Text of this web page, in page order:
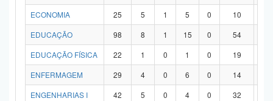
ECONOMIA
25 5 1 5 0 10
EDUCAÇÃO
98 8 1 15 0 54
EDUCAÇÃO FÍSICA
22 1 0 1 0 19
ENFERMAGEM
29 4 0 6 0 14
ENGENHARIAS I
42 5 0 4 0 32